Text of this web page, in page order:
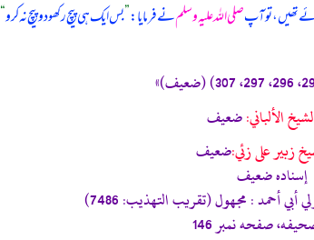
تھیں، تو آپصلی اللہ علیہ وسلمنے فرمایا:”بس ایک ہی پیچ رکھو دو پیچ نہ کرو“
الألباني:ضعيف
زبير على زئي:ضعيف
إسناده ضعيف
أحمد : مجهول (تقريب التهذيب: 7486)
صفحه نمبر 146